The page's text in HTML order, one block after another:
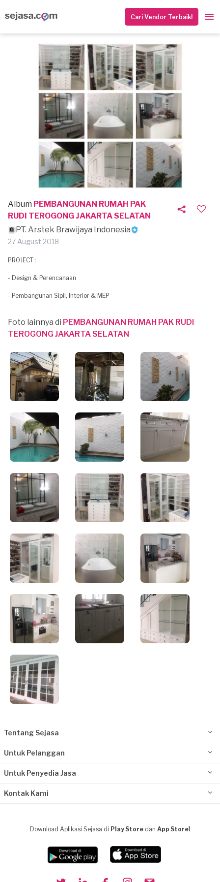
Cari Vendor Terbaik!
Album PEMBANGUNAN RUMAH PAK
RUDI TEROGONG JAKARTA SELATAN
PT. Arstek Brawijaya Indonesia
27 August 2018
PROJECT :
- Design & Perencanaan
- Pembangunan Sipil, Interior & MEP
Foto lainnya di PEMBANGUNAN RUMAH PAK RUDI
TEROGONG JAKARTA SELATAN
Tentang Sejasa
Untuk Pelanggan
Untuk Penyedia Jasa
Kontak Kami
Download Aplikasi Sejasa di Play Store dan App Store!